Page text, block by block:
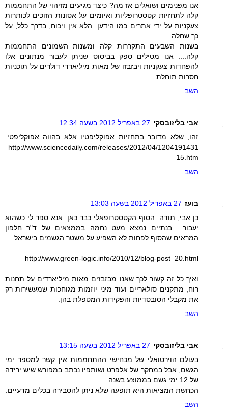
אנו מפנימים ושואלים אז מה? כיצד מגיעים מזיהוי של התחממות
קלה לתחזיות קטסטרופליות ואיומים על אסונות הזוכים לכותרות
צעקניות על ידי אתרים כמו הידען. הלא אין ויכוח, בדרך כלל, על
כך שחלה
בשנות השבעים התקררות קלה ומשנות השמונים התחממות
קלה.... אנו מטילים ספק בביסוס שניתן לעבור מנתונים אלו
להפחדות צעקניות ויבזבזו של מאות מיליארדי דולרים על תוכניות
חסרות תוחלת.
השב
אבי בליזובסקי 27 באפריל 2012 בשעה 12:34
זהו, שלא מדובר בתחזיות אפוקליפטיו אלא בהווה אפוקליפטי.
http://www.sciencedaily.com/releases/2012/04/1204191431
15.htm
השב
בועז 27 באפריל 2012 בשעה 13:03
כן אבי, תודה. הסוף הקטסטרופאלי כבר כאן. אנא ספר לי כשהוא
יעבור... בנתיים נמצא מעט נחמה בממצאים של ד"ר חלפון
המראים שהסוף לפחות לא השפיע על משטר הגשמים בישראל...
http://www.green-logic.info/2010/12/blog-post_20.html
ואיך כל זה קשור לכך שאנו מבזבזים מאות מיליארדים על תחנות
רוח, מתקנים סולאריים ועוד מיני יוזמות מגוחכות שמעשירות רק
את מקבלי הסובסדיות והפקידות המטפלת בהן.
השב
אבי בליזובסקי 27 באפריל 2012 בשעה 13:15
בעולם הוירטואלי של מכחישי ההתחממות אין קשר למספר ימי
הגשם, אבל במחקר של אלפרט ושותפיו נכתב במפורש שיש ירידה
של 12 ימי גשם בממוצע בשנה.
הכחשת המציאות היא תופעה שלא ניתן להסבירה בכלים מדעיים.
השב